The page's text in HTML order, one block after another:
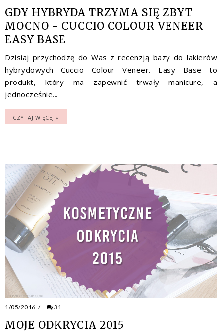
GDY HYBRYDA TRZYMA SIĘ ZBYT
MOCNO - CUCCIO COLOUR VENEER
EASY BASE
Dzisiaj przychodzę do Was z recenzją bazy do lakierów
hybrydowych Cuccio Colour Veneer. Easy Base to
produkt, który ma zapewnić trwały manicure, a
jednocześnie...
CZYTAJ WIĘCEJ »
1/05/2016 / 31
MOJE ODKRYCIA 2015